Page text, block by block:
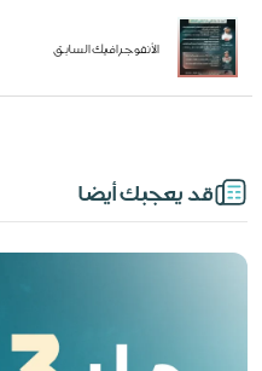
الأنفوجرافيك السابق
قد يعجبك أيضا